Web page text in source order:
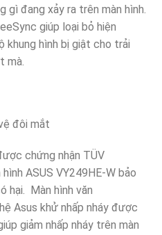
gì đang xảy ra trên màn hình.
giúp loại bỏ hiện
khung hình bị giật cho trải
mà.
đôi mắt
chứng nhận TÜV
ASUS VY249HE-W bảo
hại. Màn hình văn
Asus khử nhấp nháy được
giảm nhấp nháy trên màn